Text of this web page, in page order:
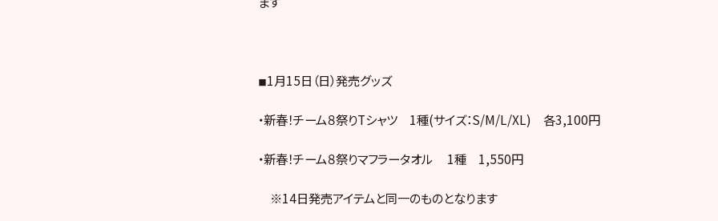
◾︎1月15日（日）発売グッズ
・新春！チーム８祭りTシャツ 1種(サイズ：S/M/L/XL) 各3,100円
・新春！チーム８祭りマフラータオル 1種 1,550円
※14日発売アイテムと同一のものとなります